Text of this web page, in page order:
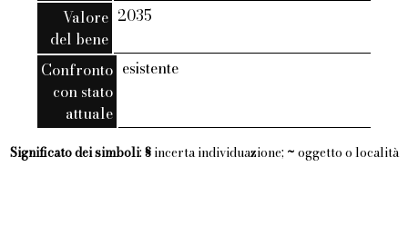
Valore
del bene
2035
Confronto
con stato
attuale
esistente
Significato dei simboli: §incerta individuazione; ~ oggetto o località